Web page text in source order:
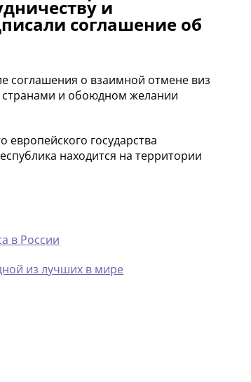
и
соглашение об
соглашения о взаимной отмене виз
странами и обоюдном желании
государства
находится на территории
в России
из лучших в мире